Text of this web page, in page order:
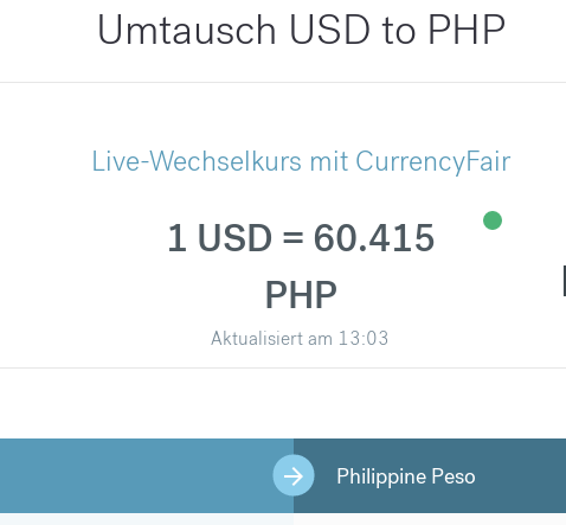
Umtausch USD to PHP
Live-Wechselkurs mit CurrencyFair
1 USD = 60.415
PHP
Aktualisiert am 13:03
Philippine Peso